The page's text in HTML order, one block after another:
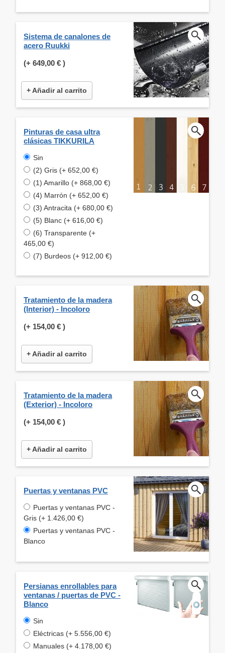
Sistema de canalones de
acero Ruukki
(+ 649,00 € )
+ Añadir al carrito
Pinturas de casa ultra
clásicas TIKKURILA
Sin
(2) Gris (+ 652,00 €)
(1) Amarillo (+ 868,00 €)
(4) Marrón (+ 652,00 €)
(3) Antracita (+ 680,00 €)
(5) Blanc (+ 616,00 €)
(6) Transparente (+
465,00 €)
(7) Burdeos (+ 912,00 €)
Tratamiento de la madera
(Interior) - Incoloro
(+ 154,00 € )
+ Añadir al carrito
Tratamiento de la madera
(Exterior) - Incoloro
(+ 154,00 € )
+ Añadir al carrito
Puertas y ventanas PVC
Puertas y ventanas PVC -
Gris (+ 1.426,00 €)
Puertas y ventanas PVC -
Blanco
Persianas enrollables para
ventanas / puertas de PVC -
Blanco
Sin
Eléctricas (+ 5.556,00 €)
Manuales (+ 4.178,00 €)